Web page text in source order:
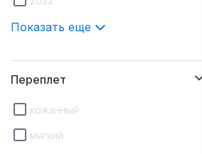
Показать еще
Переплет
кожанный
мягкий